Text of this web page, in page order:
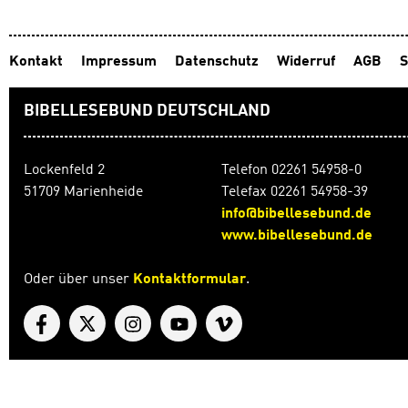
Kontakt Impressum Datenschutz Widerruf AGB
BIBELLESEBUND DEUTSCHLAND
Lockenfeld 2
51709 Marienheide
Telefon 02261 54958-0
Telefax 02261 54958-39
info@bibellesebund.de
www.bibellesebund.de
Oder über unser Kontaktformular.